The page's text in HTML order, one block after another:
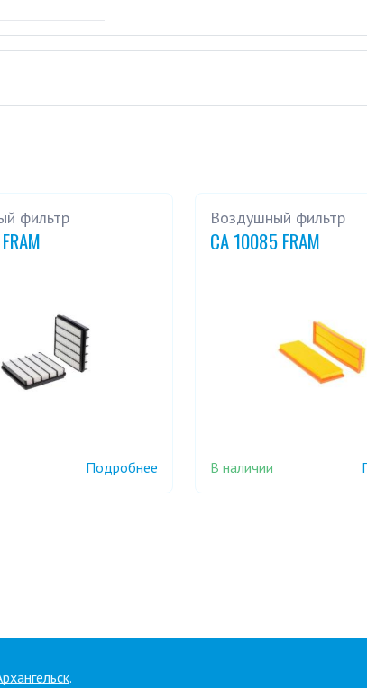
фильтр
Подробнее
Воздушный фильтр
CA 10085 FRAM
В наличии
.